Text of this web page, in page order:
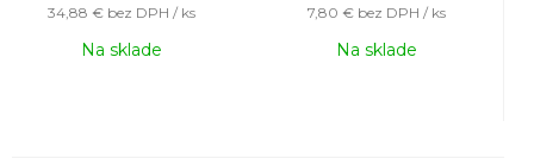
34,88 € bez DPH / ks
Na sklade
7,80 € bez DPH / ks
Na sklade